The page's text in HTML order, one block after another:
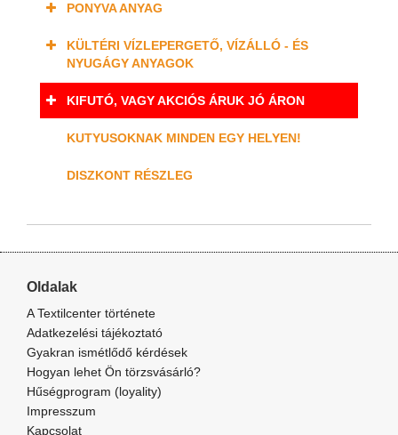
PONYVA ANYAG
KÜLTÉRI VÍZLEPERGETŐ, VÍZÁLLÓ - ÉS
NYUGÁGY ANYAGOK
KIFUTÓ, VAGY AKCIÓS ÁRUK JÓ ÁRON
KUTYUSOKNAK MINDEN EGY HELYEN!
DISZKONT RÉSZLEG
Oldalak
A Textilcenter története
Adatkezelési tájékoztató
Gyakran ismétlődő kérdések
Hogyan lehet Ön törzsvásárló?
Hűségprogram (loyality)
Impresszum
Kapcsolat